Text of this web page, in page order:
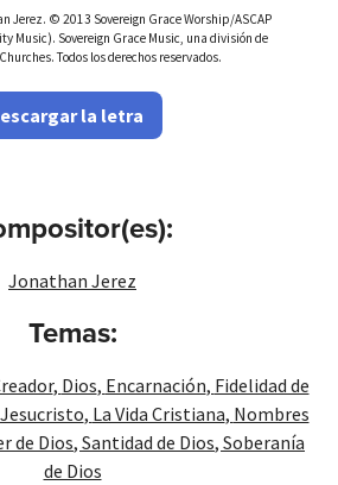
Jerez. © 2013 Sovereign Grace Worship/ASCAP
Music). Sovereign Grace Music, una división de
Todos los derechos reservados.
la letra
Jonathan Jerez
Temas:
, Dios, Encarnación, Fidelidad de
Jesucristo, La Vida Cristiana, Nombres
de Dios, Santidad de Dios, Soberanía
de Dios